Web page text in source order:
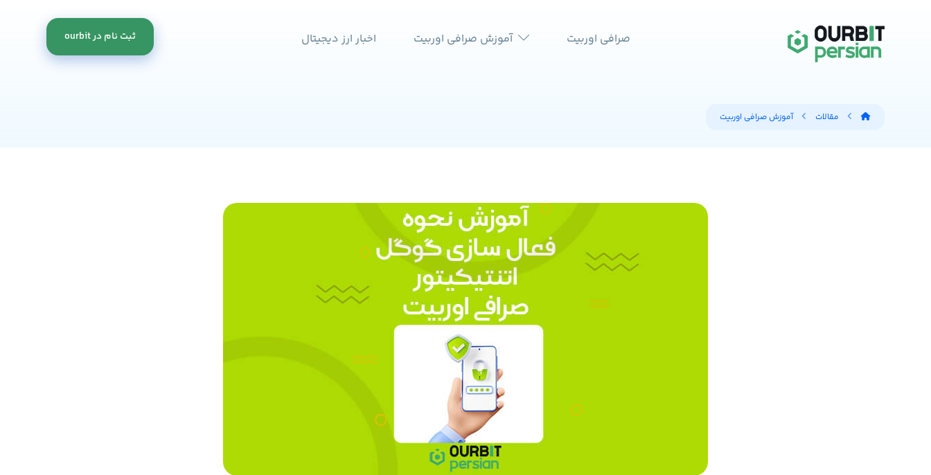
صرافی اوربیت آموزش صرافی اوربیت اخبار ارز دیجیتال ثبت نام در ourbit
مقالات آموزش صرافی اوربیت